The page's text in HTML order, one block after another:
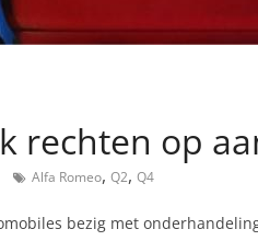
rechten op
Alfa Romeo, Q2, Q4
bezig met